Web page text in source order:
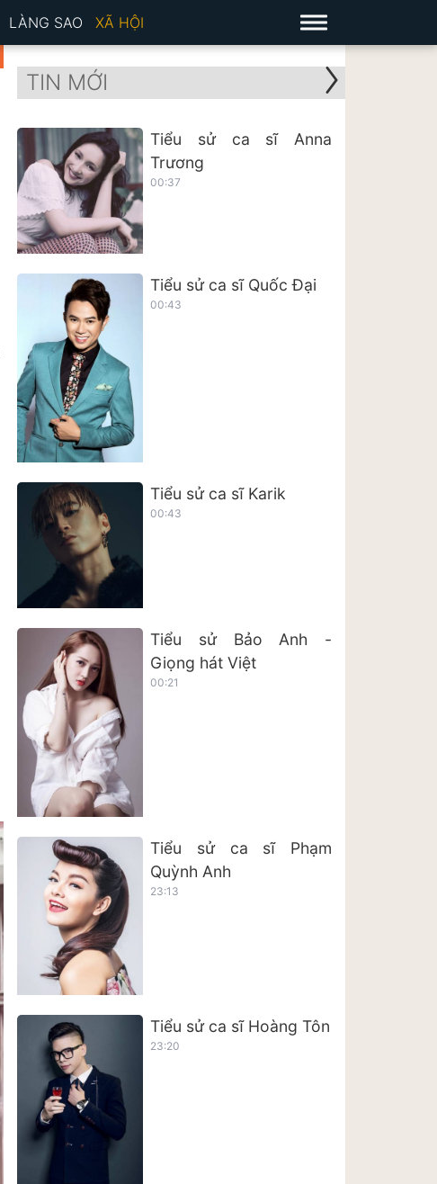
LÀNG SAO XÃ HỘI
TIN MỚI
Tiểu sử ca sĩ Anna
Trương
00:37
Tiểu sử ca sĩ Quốc Đại
00:43
Tiểu sử ca sĩ Karik
00:43
Tiểu sử Bảo Anh -
Giọng hát Việt
00:21
Tiểu sử ca sĩ Phạm
Quỳnh Anh
23:13
Tiểu sử ca sĩ Hoàng Tôn
23:20